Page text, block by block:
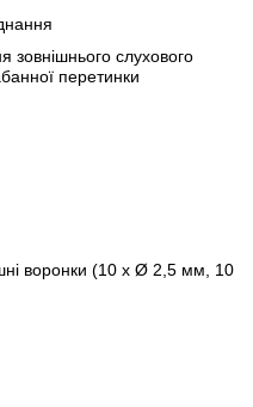
зовнішнього слухового
перетинки
воронки (10 x Ø 2,5 мм, 10